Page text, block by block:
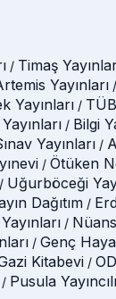
/ Timaş
Yayınları /
Yayınları /
/ Bilgi
Yayınları /
/ Ötüken
/ Uğurböceği
Dağıtım /
/
/ Genç
Kitabevi /
/ Pusula